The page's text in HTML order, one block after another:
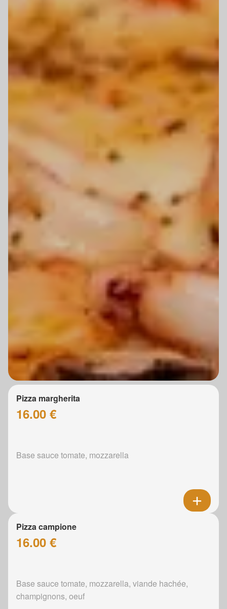
Pizza margherita
16.00 €
Base sauce tomate, mozzarella
Pizza campione
16.00 €
Base sauce tomate, mozzarella, viande hachée,
champignons, oeuf